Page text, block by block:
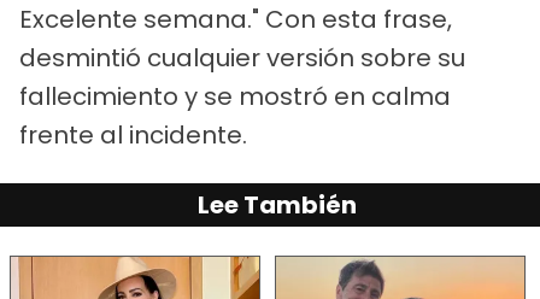
Excelente semana." Con esta frase,
desmintió cualquier versión sobre su
fallecimiento y se mostró en calma
frente al incidente.
Lee También